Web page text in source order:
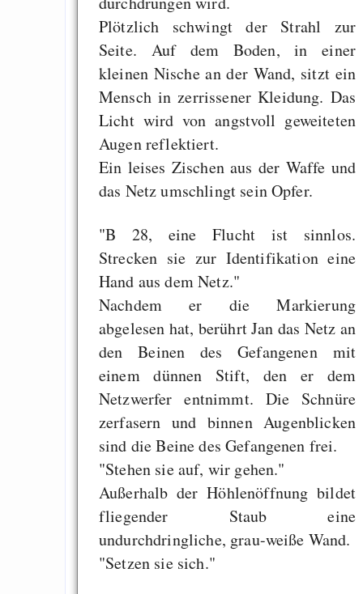
Plötzlich schwingt der Strahl zur
Seite. Auf dem Boden, in einer
kleinen Nische an der Wand, sitzt ein
Mensch in zerrissener Kleidung. Das
Licht wird von angstvoll geweiteten
Augen reflektiert.
Ein leises Zischen aus der Waffe und
das Netz umschlingt sein Opfer.
"B 28, eine Flucht ist sinnlos.
Strecken sie zur Identifikation eine
Hand aus dem Netz."
Nachdem er die Markierung
abgelesen hat, berührt Jan das Netz an
den Beinen des Gefangenen mit
einem dünnen Stift, den er dem
Netzwerfer entnimmt. Die Schnüre
zerfasern und binnen Augenblicken
sind die Beine des Gefangenen frei.
"Stehen sie auf, wir gehen."
Außerhalb der Höhlenöffnung bildet
fliegender Staub eine
undurchdringliche, grau-weiße Wand.
"Setzen sie sich."